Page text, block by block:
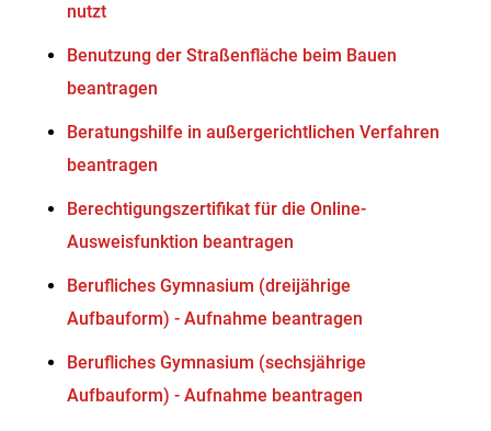
nutzt
Benutzung der Straßenfläche beim Bauen
beantragen
Beratungshilfe in außergerichtlichen Verfahren
beantragen
Berechtigungszertifikat für die Online-
Ausweisfunktion beantragen
Berufliches Gymnasium (dreijährige
Aufbauform) - Aufnahme beantragen
Berufliches Gymnasium (sechsjährige
Aufbauform) - Aufnahme beantragen